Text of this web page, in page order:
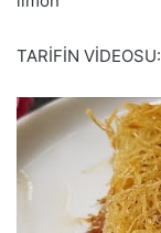
TARİFİN VİDEOSU: